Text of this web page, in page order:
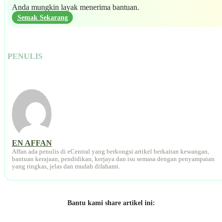
Anda mungkin layak menerima bantuan.
Semak Sekarang
PENULIS
EN AFFAN
Affan ada penulis di eCentral yang berkongsi artikel berkaitan kewangan,
bantuan kerajaan, pendidikan, kerjaya dan isu semasa dengan penyampaian
yang ringkas, jelas dan mudah difahami.
Bantu kami share artikel ini: